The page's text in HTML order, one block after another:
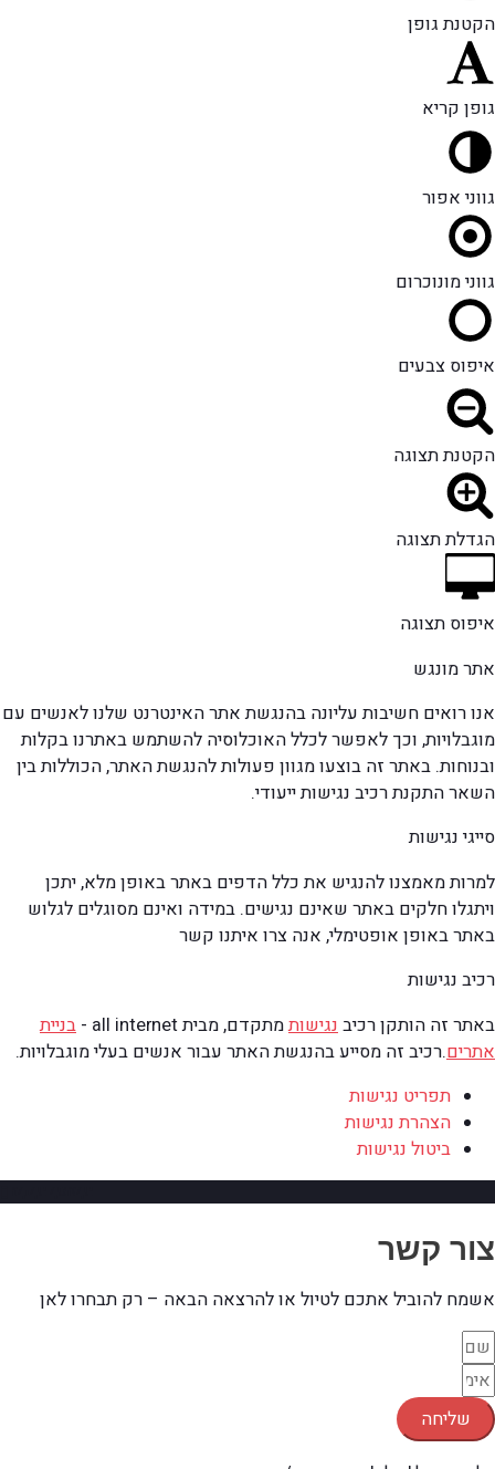
הקטנת גופן
גופן קריא
גווני אפור
גווני מונוכרום
איפוס צבעים
הקטנת תצוגה
הגדלת תצוגה
איפוס תצוגה
אתר מונגש
אנו רואים חשיבות עליונה בהנגשת אתר האינטרנט שלנו לאנשים עם
מוגבלויות, וכך לאפשר לכלל האוכלוסיה להשתמש באתרנו בקלות
ובנוחות. באתר זה בוצעו מגוון פעולות להנגשת האתר, הכוללות בין
השאר התקנת רכיב נגישות ייעודי.
סייגי נגישות
למרות מאמצנו להנגיש את כלל הדפים באתר באופן מלא, יתכן
ויתגלו חלקים באתר שאינם נגישים. במידה ואינם מסוגלים לגלוש
באתר באופן אופטימלי, אנה צרו איתנו קשר
רכיב נגישות
באתר זה הותקן רכיב נגישותמתקדם, מבית all internet -
בניית
אתרים.רכיב זה מסייע בהנגשת האתר עבור אנשים בעלי מוגבלויות.
תפריט נגישות
הצהרת נגישות
ביטול נגישות
צור קשר
אשמח להוביל אתכם לטיול או להרצאה הבאה – רק תבחרו לאן
שליחה